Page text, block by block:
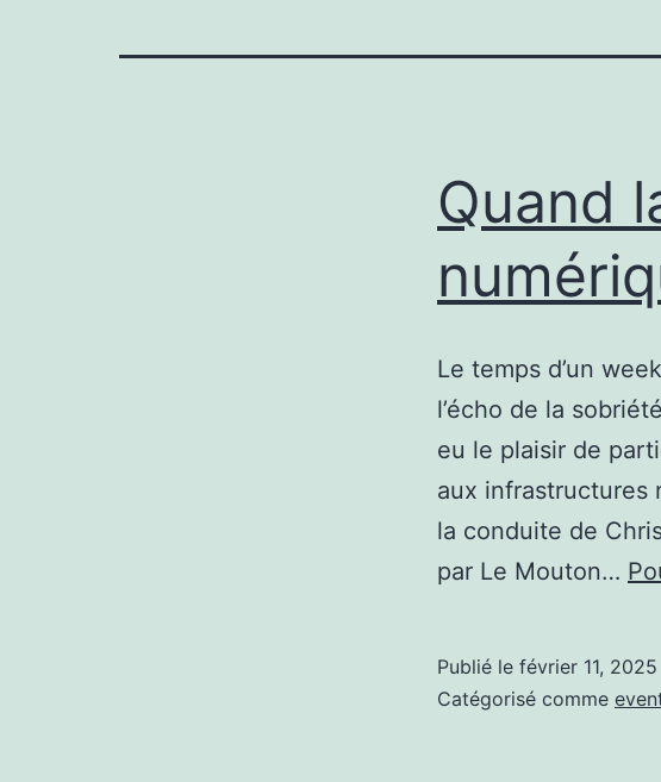
Quand
Le temps d’un
l’écho de la
eu le plaisir de
aux infrastructures
la conduite de
par Le Mouton…
Publié le février 11, 2025
Catégorisé comme